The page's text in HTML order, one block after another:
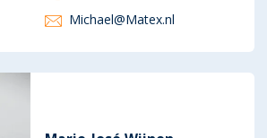
Michael@Matex.nl